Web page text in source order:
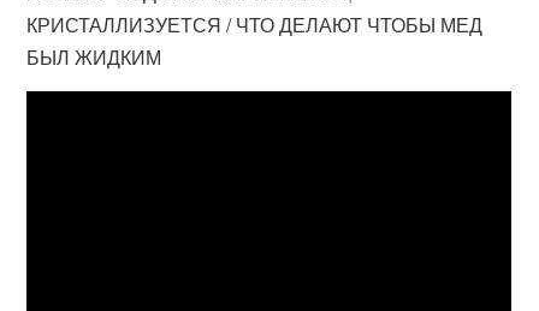
КРИСТАЛЛИЗУЕТСЯ / ЧТО ДЕЛАЮТ ЧТОБЫ МЕД
БЫЛ ЖИДКИМ